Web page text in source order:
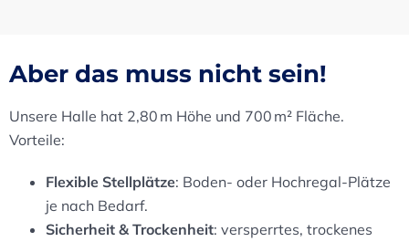
Aber das muss nicht sein!
Unsere Halle hat 2,80 m Höhe und 700 m² Fläche.
Vorteile:
Flexible Stellplätze: Boden- oder Hochregal-Plätze
je nach Bedarf.
Sicherheit & Trockenheit: versperrtes, trockenes